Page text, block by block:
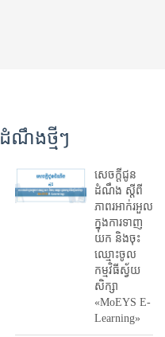
ដំណឹងថ្មីៗ
សេចក្តីជូន
ដំណឹង ស្តី​ពី
ភាព​រអាក់រអួល​
ក្នុងការ​ទាញ​
យក និង​ចុះ​
ឈ្មោះ​ចូល​
កម្មវិធី​ស្វ័យ
សិក្សា
«MoEYS E-
Learning»